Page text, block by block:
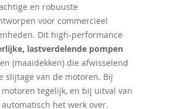
en robuuste
voor commercieel
Dit high-performance
lastverdelende pompen
(maaidekken) die afwisselend
slijtage van de motoren. Bij
tegelijk, en bij uitval van
het werk over.